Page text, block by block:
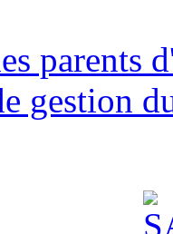
parents
gestion